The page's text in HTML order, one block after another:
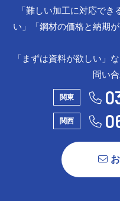
「難しい加工に対応で
い」「鋼材の価格と納期
「まずは資料が欲しい」
問い
関東
関西